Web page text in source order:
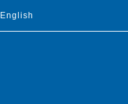
English